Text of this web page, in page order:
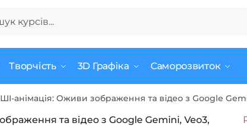
Творчість 3D Графіка Саморозвиток
ШІ-анімація: Оживи зображення та відео з Google